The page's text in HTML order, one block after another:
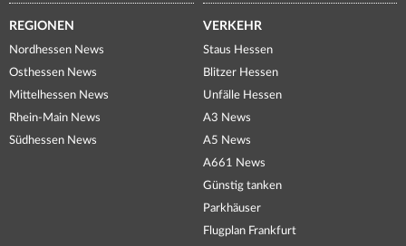
REGIONEN
Nordhessen News
Osthessen News
Mittelhessen News
Rhein-Main News
Südhessen News
VERKEHR
Staus Hessen
Blitzer Hessen
Unfälle Hessen
A3 News
A5 News
A661 News
Günstig tanken
Parkhäuser
Flugplan Frankfurt